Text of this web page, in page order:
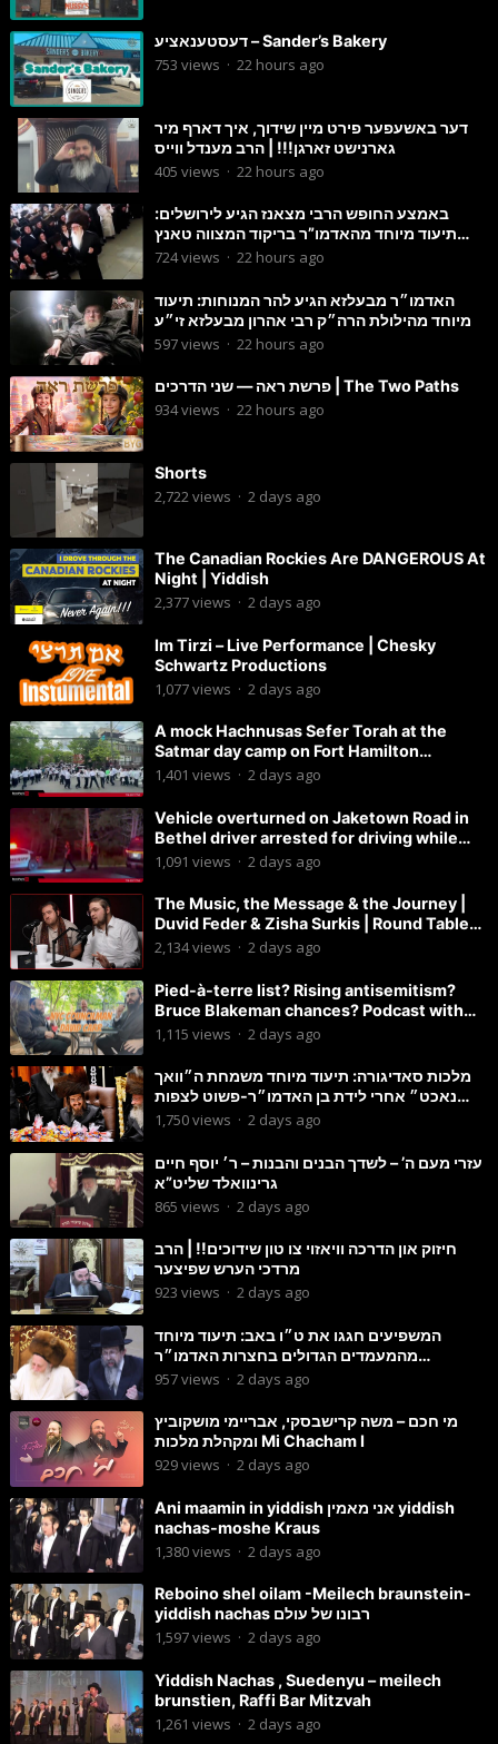
דעסטענאציע – Sander’s Bakery
753 views · 22 hours ago
דער באשעפער פירט מיין שידוך, איך דארף מיר
גארנישט זארגן!!! | הרב מענדל ווייס
405 views · 22 hours ago
באמצע החופש הרבי מצאנז הגיע לירושלים:
תיעוד מיוחד מהאדמו”ר בריקוד המצווה טאנץ
בשמחת בית סטרפקוב
724views · 22 hours ago
האדמו״ר מבעלזא הגיע להר המנוחות: תיעוד
מיוחד מהילולת הרה״ק רבי אהרון מבעלזא זי״ע
597views · 22 hours ago
פרשת ראה — שני הדרכים | The Two Paths
934views · 22 hours ago
Shorts
2,722views · 2 days ago
The Canadian Rockies Are DANGEROUS At
Night | Yiddish
2,377views · 2 days ago
Im Tirzi – Live Performance | Chesky
Schwartz Productions
1,077views · 2 days ago
A mock Hachnusas Sefer Torah at the
Satmar day camp on Fort Hamilton
Parkway.
1,401 views · 2 days ago
Vehicle overturned on Jaketown Road in
Bethel driver arrested for driving while
intoxicated.
1,091 views · 2 days ago
The Music, the Message & the Journey |
Duvid Feder & Zisha Surkis | Round Table
#11
2,134views · 2 days ago
Pied-à-terre list? Rising antisemitism?
Bruce Blakeman chances? Podcast with
Councilman David Carr!
1,115 views · 2 days ago
מלכות סאדיגורה: תיעוד מיוחד משמחת ה״וואך
נאכט״ אחרי לידת בן האדמו״ר-פשוט לצפות
ולהנות
1,750views · 2 days ago
עזרי מעם ה’ – לשדך הבנים והבנות – ר׳ יוסף חיים
גרינוואלד שליט”א
865 views · 2 days ago
חיזוק און הדרכה וויאזוי צו טון שידוכים!! | הרב
מרדכי הערש שפיצער
923 views · 2 days ago
המשפיעים חגגו את ט״ו באב: תיעוד מיוחד
מהמעמדים הגדולים בחצרות האדמו״ר
מסטוטשין והגרי״מ מורגשטרן
957views · 2 days ago
מי חכם – משה קרישבסקי, אבריימי מושקוביץ
ומקהלת מלכות Mi Chacham I
929views · 2 days ago
Ani maamin in yiddish אני מאמין yiddish
nachas-moshe Kraus
1,380views · 2 days ago
Reboino shel oilam -Meilech braunstein-
yiddish nachas רבונו של עולם
1,597views · 2 days ago
Yiddish Nachas , Suedenyu – meilech
brunstien, Raffi Bar Mitzvah
1,261 views · 2 days ago